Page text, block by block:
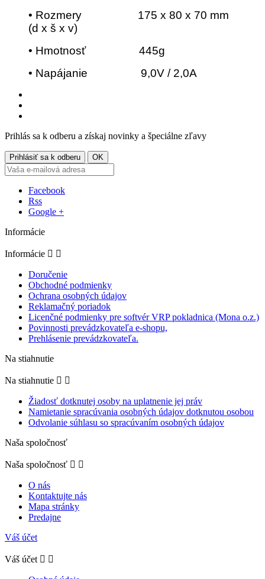
• Rozmery 175 x 80 x 70 mm
(d x š x v)
• Hmotnosť 445g
• Napájanie 9,0V / 2,0A
Prihlás sa k odberu a získaj novinky a špeciálne zľavy
Facebook
Rss
Google +
Informácie
Informácie  
Doručenie
Obchodné podmienky
Ochrana osobných údajov
Reklamačný poriadok
Licenčné podmienky pre softvér VRP pokladnica (Mona o.z.)
Povinnosti prevádzkovateľa e-shopu,
Prehlásenie prevádzkovateľa.
Na stiahnutie
Na stiahnutie  
Žiadosť dotknutej osoby na uplatnenie jej práv
Namietanie spracúvania osobných údajov dotknutou osobou
Odvolanie súhlasu so spracúvaním osobných údajov
Naša spoločnosť
Naša spoločnosť  
O nás
Kontaktujte nás
Mapa stránky
Predajne
Váš účet
Váš účet  